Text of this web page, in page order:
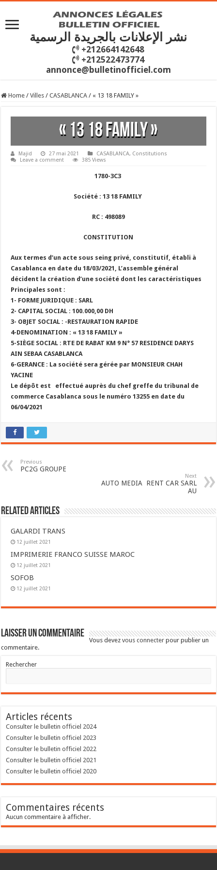
نشر الإعلانات بالجريدة الرسمية
+212664142648
+212522473774
annonce@bulletinofficiel.com
Home / Villes / CASABLANCA / « 13 18 FAMILY »
« 13 18 FAMILY »
Majid 27 mai 2021 CASABLANCA, Constitutions
Leave a comment
385 Views
1780-3C3
Société : 13 18 FAMILY
RC : 498089
CONSTITUTION
Aux termes d’un acte sous seing privé, constitutif, établi à
Casablanca en date du 18/03/2021, L’assemble général
décident la création d’une société dont les caractéristiques
Principales sont :
1- FORME JURIDIQUE : SARL
2- CAPITAL SOCIAL : 100.000,00 DH
3- OBJET SOCIAL : -RESTAURATION RAPIDE
4-DENOMINATION : « 13 18 FAMILY »
5-SIÈGE SOCIAL : RTE DE RABAT KM 9 N° 57 RESIDENCE DARYS
AIN SEBAA CASABLANCA
6-GERANCE : La société sera gérée par MONSIEUR CHAH
YACINE
Le dépôt est effectué auprès du chef greffe du tribunal de
commerce Casablanca sous le numéro 13255 en date du
06/04/2021
Previous
PC2G GROUPE
Next
AUTO MEDIA RENT CAR SARL
AU
Related Articles
GALARDI TRANS
12 juillet 2021
IMPRIMERIE FRANCO SUISSE MAROC
12 juillet 2021
SOFOB
12 juillet 2021
Laisser un commentaire
Vous devezvous connecter pour publier un
commentaire.
Rechercher
Articles récents
Consulter le bulletin officiel 2024
Consulter le bulletin officiel 2023
Consulter le bulletin officiel 2022
Consulter le bulletin officiel 2021
Consulter le bulletin officiel 2020
Commentaires récents
Aucun commentaire à afficher.